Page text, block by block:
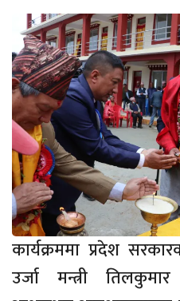
कार्यक्रममा प्रदेश
उर्जा मन्त्री